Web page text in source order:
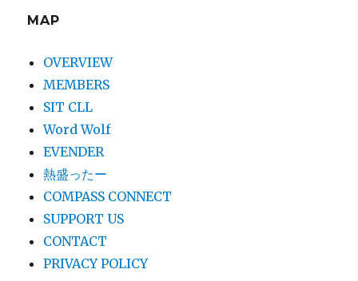
MAP
OVERVIEW
MEMBERS
SIT CLL
Word Wolf
EVENDER
熱盛ったー
COMPASS CONNECT
SUPPORT US
CONTACT
PRIVACY POLICY